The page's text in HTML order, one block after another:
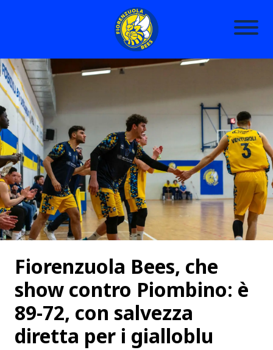
Fiorenzuola Bees, che
show contro Piombino: è
89-72, con salvezza
diretta per i gialloblu